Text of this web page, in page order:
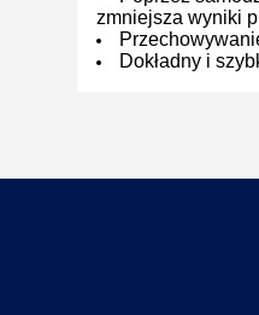
zmniejsza wyniki
Dokładny i